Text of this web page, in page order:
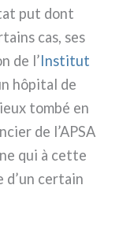
put dont
cas, ses
de l’Institut
hôpi­tal de
tom­bé en
de l’APSA
qui à cet­te
cer­tain